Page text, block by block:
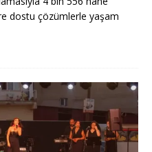
dostu çözümlerle yaşam